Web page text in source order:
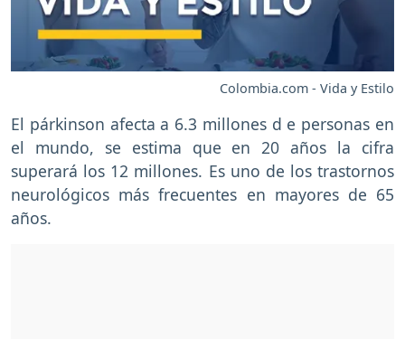
Colombia.com - Vida y Estilo
El párkinson afecta a 6.3 millones d e personas en
el mundo, se estima que en 20 años la cifra
superará los 12 millones. Es uno de los trastornos
neurológicos más frecuentes en mayores de 65
años.